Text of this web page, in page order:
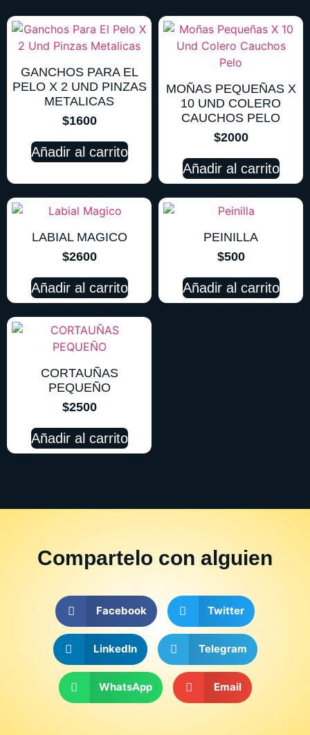
GANCHOS PARA EL
PELO X 2 UND PINZAS
METALICAS
$1600
Añadir al carrito
MOÑAS PEQUEÑAS X
10 UND COLERO
CAUCHOS PELO
$2000
Añadir al carrito
LABIAL MAGICO
$2600
Añadir al carrito
PEINILLA
$500
Añadir al carrito
CORTAUÑAS
PEQUEÑO
$2500
Añadir al carrito
Compartelo con alguien
Facebook Twitter
LinkedIn Telegram
WhatsApp Email